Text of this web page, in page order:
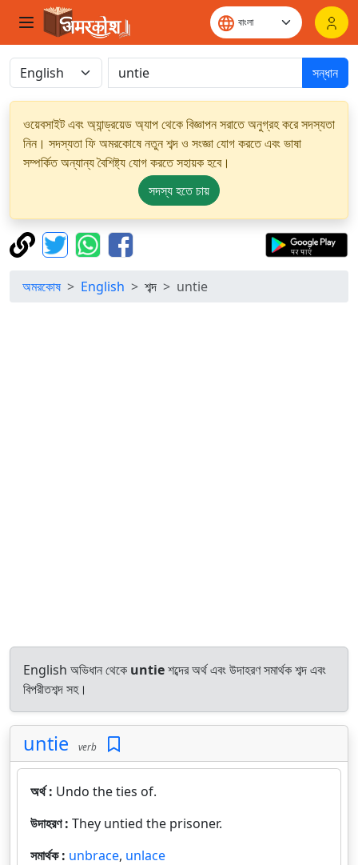
সন্ধান
ওয়েবসাইট এবং অ্যান্ড্রয়েড অ্যাপ থেকে বিজ্ঞাপন সরাতে অনুগ্রহ করে সদস্যতা
নিন। সদস্যতা ফি অমরকোষে নতুন শব্দ ও সংজ্ঞা যোগ করতে এবং ভাষা
সম্পর্কিত অন্যান্য বৈশিষ্ট্য যোগ করতে সহায়ক হবে।
সদস্য হতে চায়
অমরকোষ English শব্দ untie
English অভিধান থেকে untieশব্দের অর্থ এবং উদাহরণ সমার্থক শব্দ এবং
বিপরীতশব্দ সহ।
untie verb
অর্থ : Undo the ties of.
উদাহরণ : They untied the prisoner.
সমার্থক : unbrace, unlace